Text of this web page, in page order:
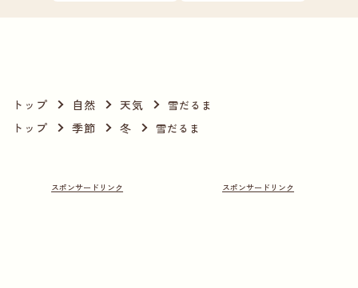
トップ 自然 天気 雪だるま
トップ 季節 冬 雪だるま